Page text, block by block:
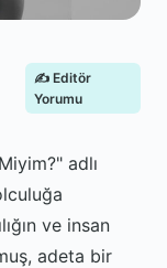
✍️ Editör
Yorumu
adlı
ve insan
adeta bir